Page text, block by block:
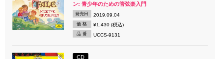
ン: 青少年のための管弦楽入門
発売日 2019.09.04
価 格 ¥1,430 (税込)
品 番 UCCS-9131
CD